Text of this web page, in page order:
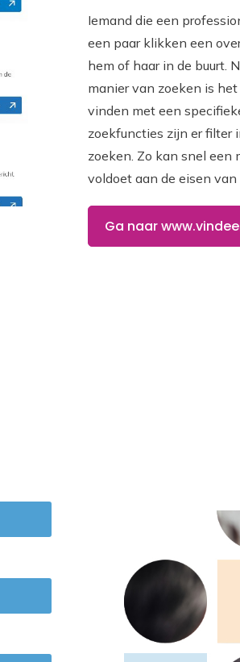
Iemand die een
een paar klikken een
hem of haar in de buurt.
manier van zoeken is
vinden met een
zoekfuncties zijn er filter
zoeken. Zo kan snel een
voldoet aan de eisen
Ga naar